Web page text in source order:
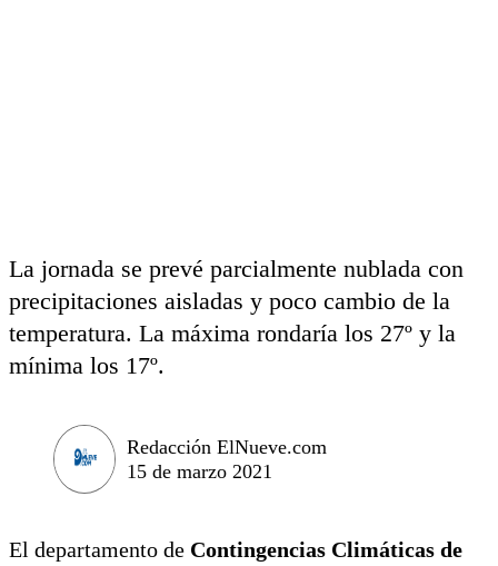
La jornada se prevé parcialmente nublada con
precipitaciones aisladas y poco cambio de la
temperatura. La máxima rondaría los 27º y la
mínima los 17º.
Redacción ElNueve.com
15 de marzo 2021
El departamento de Contingencias Climáticas de